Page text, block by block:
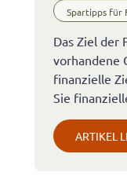
Spartipps für
Das Ziel der
vorhandene
finanzielle
Sie
ARTIKEL